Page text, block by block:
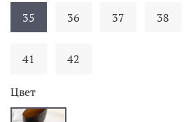
35
36 37 38
41 42
Цвет